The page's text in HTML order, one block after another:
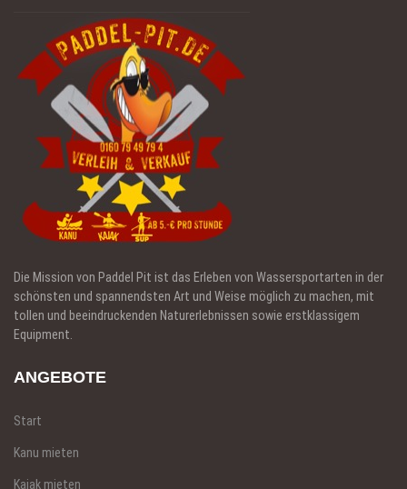
Die Mission von Paddel Pit ist das Erleben von Wassersportarten in der
schönsten und spannendsten Art und Weise möglich zu machen, mit
tollen und beeindruckenden Naturerlebnissen sowie erstklassigem
Equipment.
ANGEBOTE
Start
Kanu mieten
Kajak mieten